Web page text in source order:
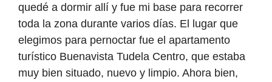
quedé a dormir allí y fue mi base para recorrer
toda la zona durante varios días. El lugar que
elegimos para pernoctar fue el apartamento
turístico Buenavista Tudela Centro, que estaba
muy bien situado, nuevo y limpio. Ahora bien,